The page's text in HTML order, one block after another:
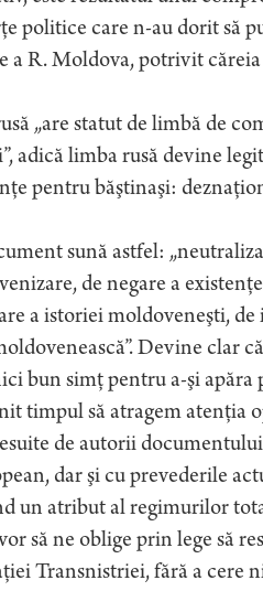
politice care n-au dorit să
a R. Moldova, potrivit
„are statut de limbă de
adică limba rusă devine
pentru băştinaşi:
sună astfel:
de negare a
a istoriei moldoveneşti,
Devine clar
bun simţ pentru a-şi apăra
timpul să atragem atenţia
de autorii
dar şi cu prevederile
un atribut al regimurilor
să ne oblige prin lege să
Transnistriei, fără a cere